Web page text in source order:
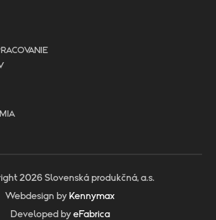
2026 Slovenská produkčná, a.s.
Webdesign by Kennymax
Developed by eFabrica